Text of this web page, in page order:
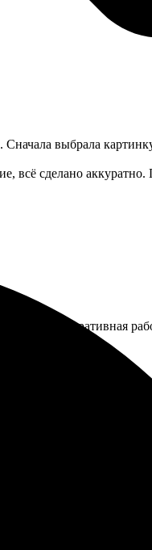
выбрала
всё сделано аккуратно.
Оперативная
Загружаете фото,
натянут идеально,